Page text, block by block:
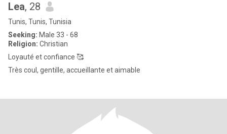
Lea, 28
Tunis, Tunis, Tunisia
Seeking: Male 33 - 68
Religion: Christian
Loyauté et confiance 🥰
Très coul, gentille, accueillante et aimable